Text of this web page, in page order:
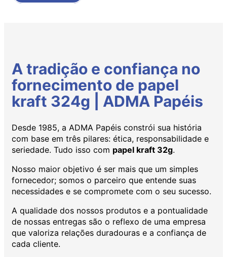
A tradição e confiança no
fornecimento de papel
kraft 324g | ADMA Papéis
Desde 1985, a ADMA Papéis constrói sua história
com base em três pilares: ética, responsabilidade e
seriedade. Tudo isso com papel kraft 32g.
Nosso maior objetivo é ser mais que um simples
fornecedor; somos o parceiro que entende suas
necessidades e se compromete com o seu sucesso.
A qualidade dos nossos produtos e a pontualidade
de nossas entregas são o reflexo de uma empresa
que valoriza relações duradouras e a confiança de
cada cliente.